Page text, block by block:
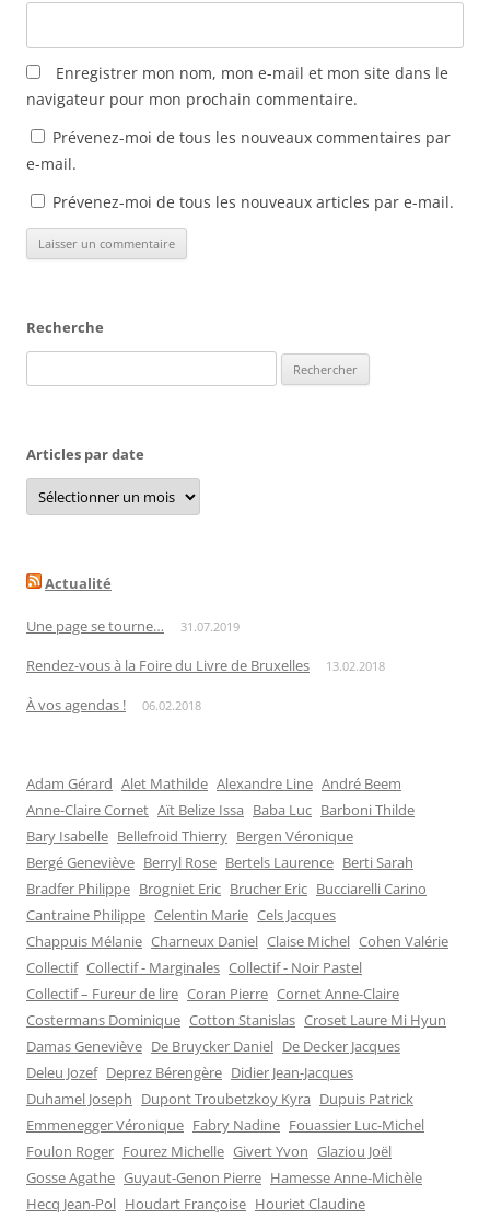
e
t
e
Enregistrer mon nom, mon e-mail et mon site dans le
navigateur pour mon prochain commentaire.
Prévenez-moi de tous les nouveaux commentaires par
e-mail.
Prévenez-moi de tous les nouveaux articles par e-mail.
Recherche
Articles par date
Articles
par
date
Actualité
Une page se tourne… 31.07.2019
Rendez-vous à la Foire du Livre de Bruxelles 13.02.2018
À vos agendas ! 06.02.2018
Adam Gérard Alet Mathilde Alexandre Line André Beem
Anne-Claire Cornet Aït Belize Issa Baba Luc Barboni Thilde
Bary Isabelle Bellefroid Thierry Bergen Véronique
Bergé Geneviève Berryl Rose Bertels Laurence Berti Sarah
Bradfer Philippe Brogniet Eric Brucher Eric Bucciarelli Carino
Cantraine Philippe Celentin Marie Cels Jacques
Chappuis Mélanie Charneux Daniel Claise Michel Cohen Valérie
Collectif Collectif - Marginales Collectif - Noir Pastel
Collectif – Fureur de lire Coran Pierre Cornet Anne-Claire
Costermans Dominique Cotton Stanislas Croset Laure Mi Hyun
Damas Geneviève De Bruycker Daniel De Decker Jacques
Deleu Jozef Deprez Bérengère Didier Jean-Jacques
Duhamel Joseph Dupont Troubetzkoy Kyra Dupuis Patrick
Emmenegger Véronique Fabry Nadine Fouassier Luc-Michel
Foulon Roger Fourez Michelle Givert Yvon Glaziou Joël
Gosse Agathe Guyaut-Genon Pierre Hamesse Anne-Michèle
Hecq Jean-Pol Houdart Françoise Houriet Claudine